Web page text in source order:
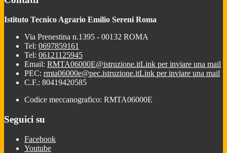
Istituto Tecnico Agrario Emilio Sereni Roma
Via Prenestina n.1395 - 00132 ROMA
Tel: 0697859161
Tel: 06121125945
Email: RMTA06000E@istruzione.itLink per inviare una mail
PEC: rmta06000e@pec.istruzione.itLink per inviare una mail
C.F.: 80419420585
Codice meccanografico: RMTA06000E
Seguici su
Facebook
Youtube